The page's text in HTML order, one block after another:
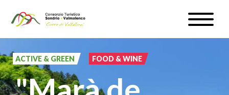
main
content
Toggle
WEATHER & WEBCAM
SIGN UP
ACTIVE & GREEN FOOD & WINE